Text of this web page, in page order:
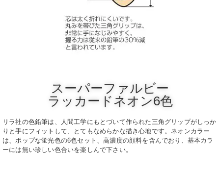
スーパーファルビー
ラッカードネオン6色
リラ社の色鉛筆は、人間工学にもとづいて作られた三角グリップがしっか
りと手にフィットして、とてもなめらかな描き心地です。ネオンカラー
は、ポップな蛍光色の6色セット、高濃度の顔料を含んでおり、基本カラ
ーには無い珍しい色合いを楽しんで下さい。